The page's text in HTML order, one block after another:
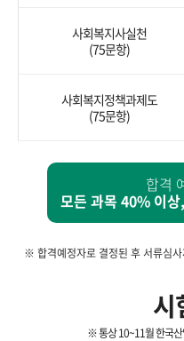
사회복지사실천
(75문항)
사회복지정책과제도
(75문항)
합격
모든 과목 40% 이
※ 합격예정자로 결정된 후 서류심
시
※ 통상 10~11월 한국산